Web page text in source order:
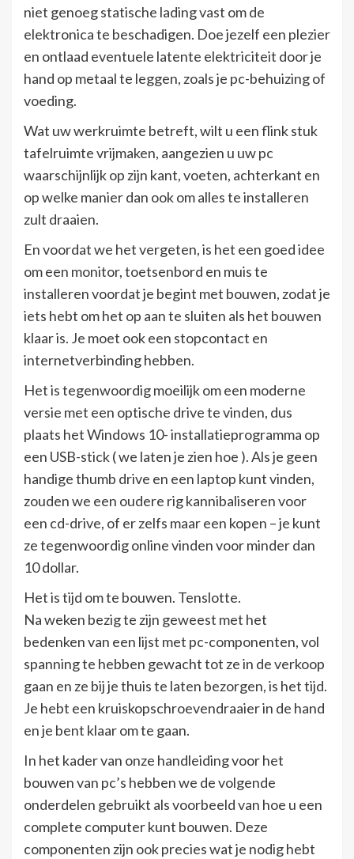
niet genoeg statische lading vast om de
elektronica te beschadigen. Doe jezelf een plezier
en ontlaad eventuele latente elektriciteit door je
hand op metaal te leggen, zoals je pc-behuizing of
voeding.
Wat uw werkruimte betreft, wilt u een flink stuk
tafelruimte vrijmaken, aangezien u uw pc
waarschijnlijk op zijn kant, voeten, achterkant en
op welke manier dan ook om alles te installeren
zult draaien.
En voordat we het vergeten, is het een goed idee
om een ​​monitor, toetsenbord en muis te
installeren voordat je begint met bouwen, zodat je
iets hebt om het op aan te sluiten als het bouwen
klaar is. Je moet ook een stopcontact en
internetverbinding hebben.
Het is tegenwoordig moeilijk om een ​​moderne
versie met een optische drive te vinden, dus
plaats het Windows 10- installatieprogramma op
een USB-stick ( we laten je zien hoe ). Als je geen
handige thumb drive en een laptop kunt vinden,
zouden we een oudere rig kannibaliseren voor
een cd-drive, of er zelfs maar een kopen – je kunt
ze tegenwoordig online vinden voor minder dan
10 dollar.
Het is tijd om te bouwen. Tenslotte.
Na weken bezig te zijn geweest met het
bedenken van een lijst met pc-componenten, vol
spanning te hebben gewacht tot ze in de verkoop
gaan en ze bij je thuis te laten bezorgen, is het tijd.
Je hebt een kruiskopschroevendraaier in de hand
en je bent klaar om te gaan.
In het kader van onze handleiding voor het
bouwen van pc’s hebben we de volgende
onderdelen gebruikt als voorbeeld van hoe u een
complete computer kunt bouwen. Deze
componenten zijn ook precies wat je nodig hebt